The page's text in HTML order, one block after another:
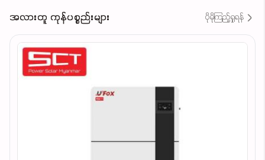
အလားတူ ကုန်ပစ္စည်းများ ပိုမိုကြည့်ရှုရန်